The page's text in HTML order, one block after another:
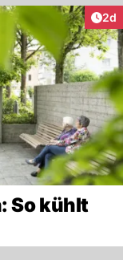
2d
So kühlt